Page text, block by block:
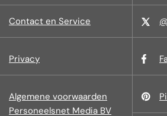
Contact en Service
Privacy
Algemene voorwaarden
Personeelsnet Media BV